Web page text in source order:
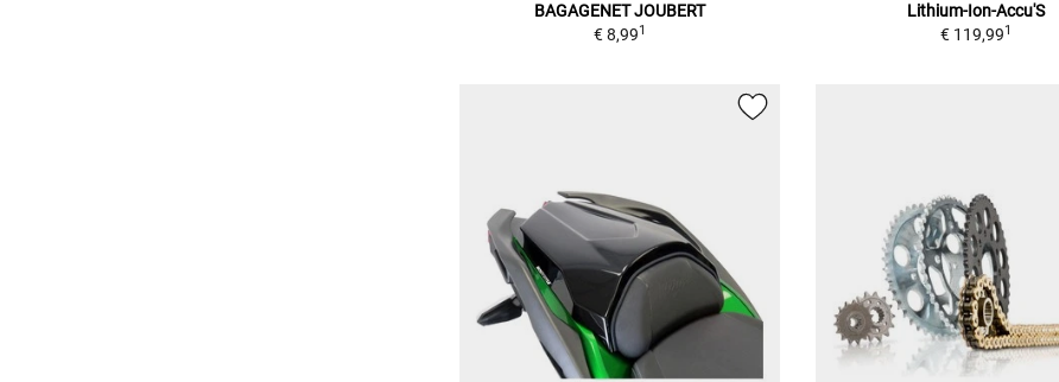
BAGAGENET JOUBERT
€ 8,991
Lithium-Ion-Accu'S
€ 119,991